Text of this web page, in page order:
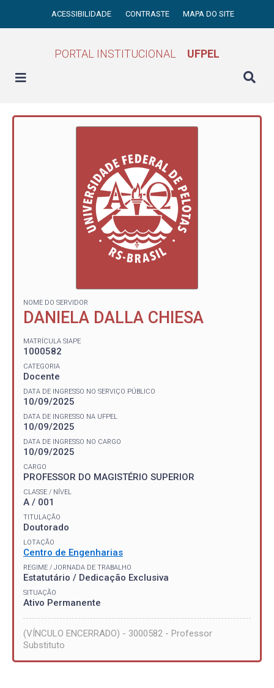
ACESSIBILIDADE CONTRASTE MAPA DO SITE
PORTAL INSTITUCIONAL UFPEL
NOME DO SERVIDOR
DANIELA DALLA CHIESA
MATRÍCULA SIAPE
1000582
CATEGORIA
Docente
DATA DE INGRESSO NO SERVIÇO PÚBLICO
10/09/2025
DATA DE INGRESSO NA UFPEL
10/09/2025
DATA DE INGRESSO NO CARGO
10/09/2025
CARGO
PROFESSOR DO MAGISTÉRIO SUPERIOR
CLASSE / NÍVEL
A / 001
TITULAÇÃO
Doutorado
LOTAÇÃO
Centro de Engenharias
REGIME / JORNADA DE TRABALHO
Estatutário / Dedicação Exclusiva
SITUAÇÃO
Ativo Permanente
(VÍNCULO ENCERRADO) - 3000582 - Professor
Substituto